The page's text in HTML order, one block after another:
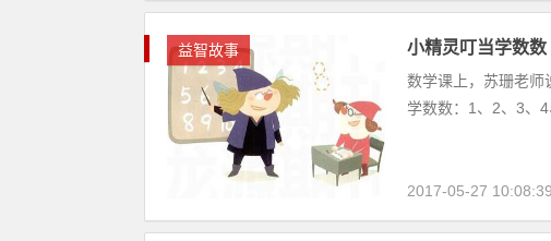
益智故事 小精灵叮当学数数
数学课上，苏珊老师
学数数：1、2、3、
2017-05-27 10:08:39